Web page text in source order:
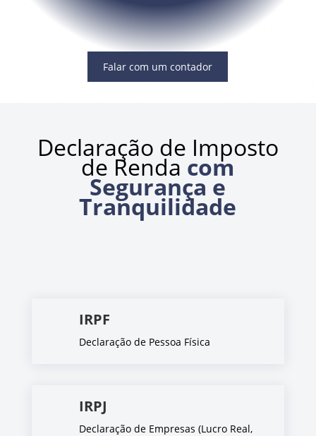
Falar com um contador
Declaração de Imposto
de Renda com
Segurança e
Tranquilidade
IRPF
Declaração de Pessoa Física
IRPJ
Declaração de Empresas (Lucro Real,